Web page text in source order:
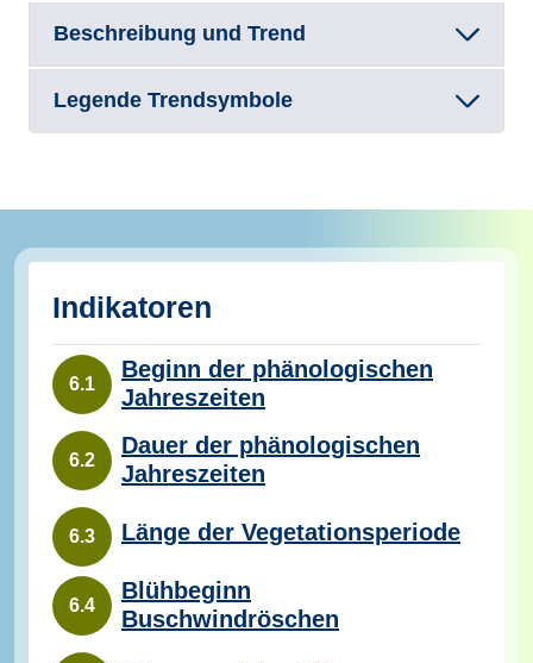
Beschreibung und Trend
Legende Trendsymbole
Indikatoren
6.1
Beginn der phänologischen
Jahreszeiten
6.2
Dauer der phänologischen
Jahreszeiten
6.3 Länge der Vegetationsperiode
6.4
Blühbeginn
Buschwindröschen